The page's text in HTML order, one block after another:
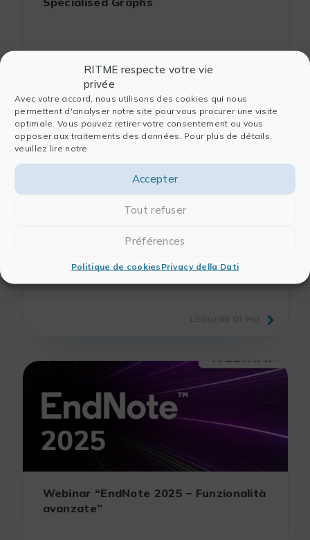
RITME respecte votre vie
privée
Avec votre accord, nous utilisons des cookies qui nous
permettent d'analyser notre site pour vous procurer une visite
optimale. Vous pouvez retirer votre consentement ou vous
opposer aux traitements des données. Pour plus de détails,
veuillez lire notre
Accepter
Tout refuser
Préférences
Politique de cookies Privacy della Dati
LEGGERE DI PIÙ
Webinar “Leveraging Generative AI to
Webinar “EndNote 2025 – Funzionalità
avanzate”